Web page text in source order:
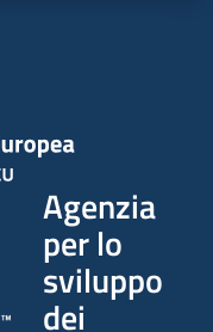
Agenzia
per lo
sviluppo
dei